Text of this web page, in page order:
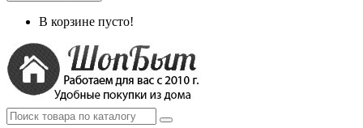
В корзине пусто!